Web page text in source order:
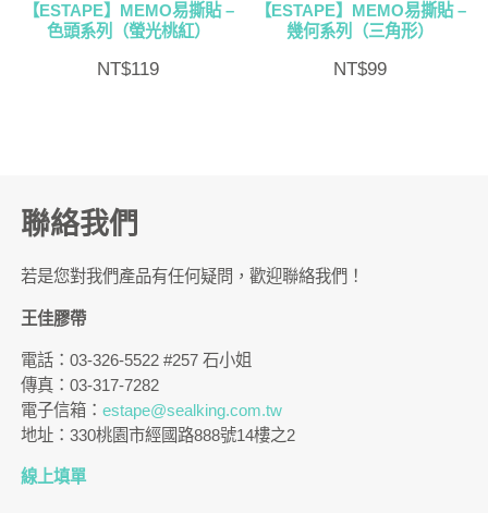
【ESTAPE】MEMO易撕貼 –
色頭系列（螢光桃紅）
NT$119
【ESTAPE】MEMO易撕貼 –
幾何系列（三角形）
NT$99
聯絡我們
若是您對我們產品有任何疑問，歡迎聯絡我們！
王佳膠帶
電話：03-326-5522 #257 石小姐
傳真：03-317-7282
電子信箱：estape@sealking.com.tw
地址：330桃園市經國路888號14樓之2
線上填單